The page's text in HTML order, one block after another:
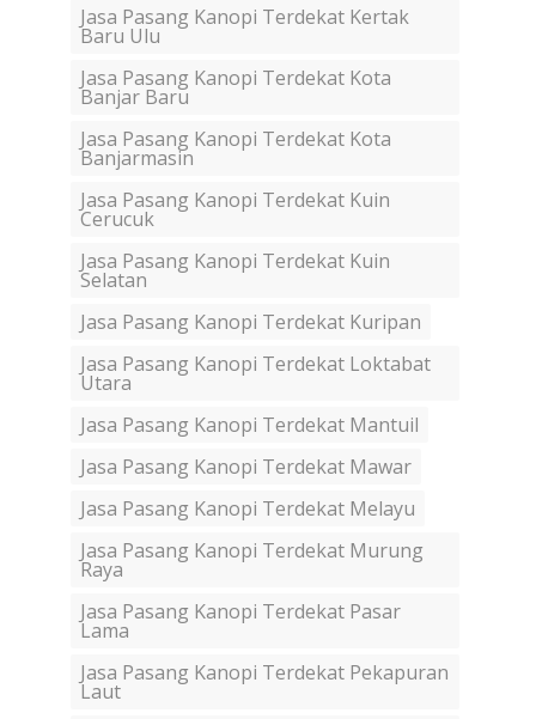
Jasa Pasang Kanopi Terdekat Kertak
Baru Ulu
Jasa Pasang Kanopi Terdekat Kota
Banjar Baru
Jasa Pasang Kanopi Terdekat Kota
Banjarmasin
Jasa Pasang Kanopi Terdekat Kuin
Cerucuk
Jasa Pasang Kanopi Terdekat Kuin
Selatan
Jasa Pasang Kanopi Terdekat Kuripan
Jasa Pasang Kanopi Terdekat Loktabat
Utara
Jasa Pasang Kanopi Terdekat Mantuil
Jasa Pasang Kanopi Terdekat Mawar
Jasa Pasang Kanopi Terdekat Melayu
Jasa Pasang Kanopi Terdekat Murung
Raya
Jasa Pasang Kanopi Terdekat Pasar
Lama
Jasa Pasang Kanopi Terdekat Pekapuran
Laut